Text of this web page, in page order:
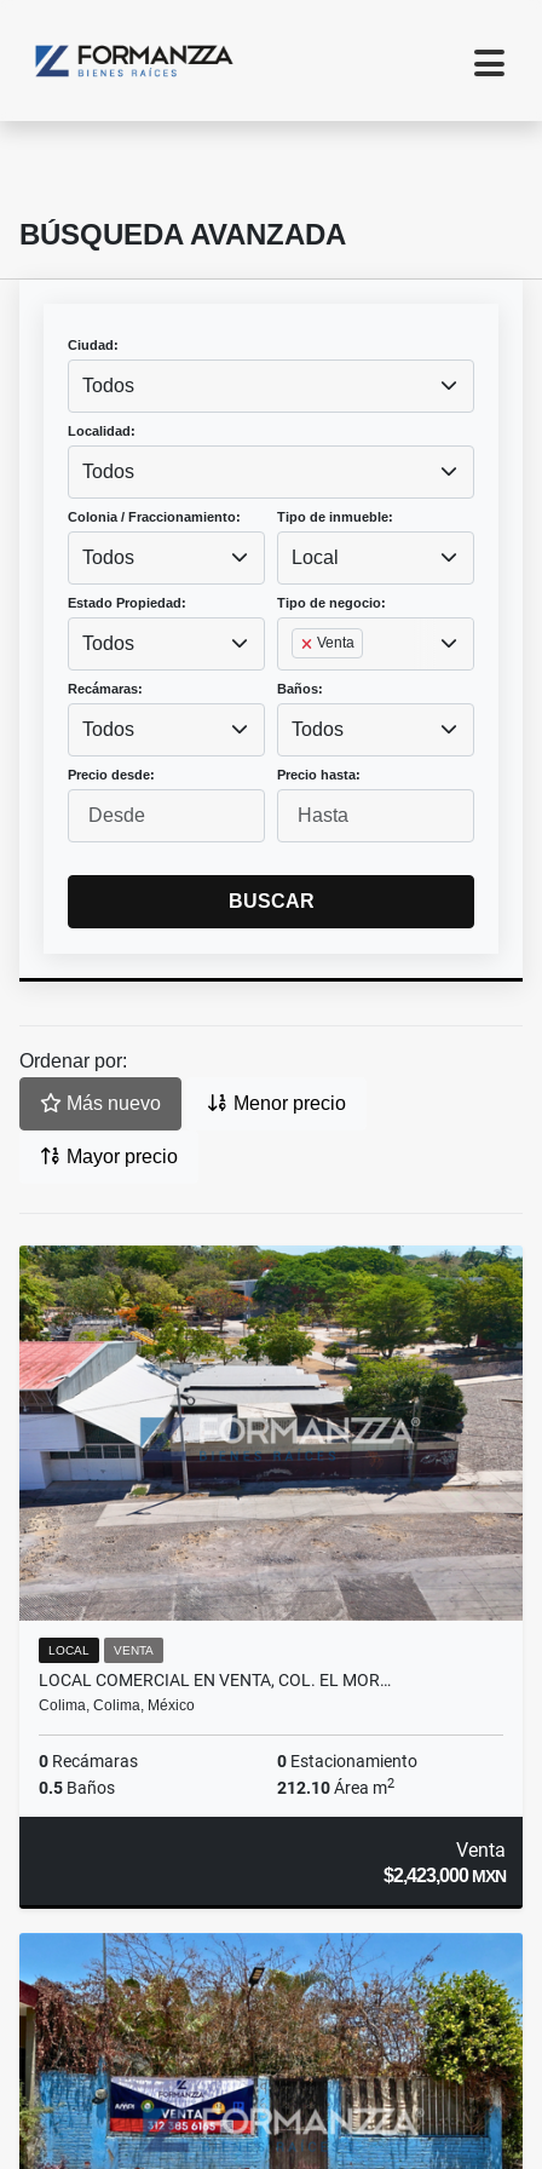
BÚSQUEDA AVANZADA
Ciudad:
Todos
Localidad:
Todos
Colonia / Fraccionamiento:
Todos
Tipo de inmueble:
Local
Estado Propiedad:
Todos
Tipo de negocio:
Venta
Recámaras:
Todos
Baños:
Todos
Precio desde: Precio hasta:
BUSCAR
Ordenar por:
Más nuevo Menor precio
Mayor precio
LOCAL VENTA
LOCAL COMERCIAL EN VENTA, COL. EL MOR…
Colima, Colima, México
0 Recámaras 0 Estacionamiento
0.5 Baños 212.10Área m2
Venta
$2,423,000MXN